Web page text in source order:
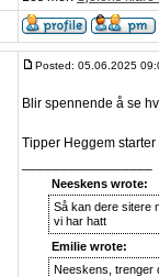
Posted: 05.06.2025
Blir spennende å se
Tipper Heggem
Neeskens wrote:
Så kan dere sitere
vi har hatt
Emilie wrote:
Neeskens, trenger